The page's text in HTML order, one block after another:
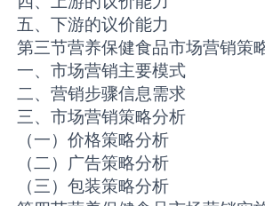
五、下游的议价能力
第三节营养保健食品市场营销策
一、市场营销主要模式
二、营销步骤信息需求
三、市场营销策略分析
（一）价格策略分析
（二）广告策略分析
（三）包装策略分析